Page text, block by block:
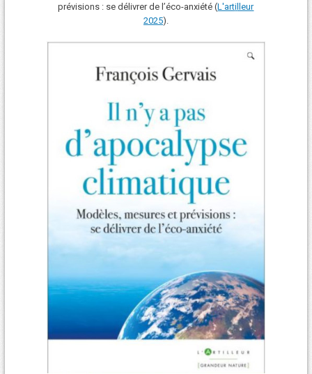
prévisions : se délivrer de l’éco-anxiété (L'artilleur
2025).